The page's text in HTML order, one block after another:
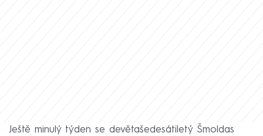
Ještě minulý týden se devětašedesátiletý Šmoldas